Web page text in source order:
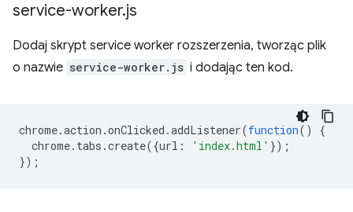
service-worker.js
Dodaj skrypt service worker rozszerzenia, tworząc plik
o nazwie service-worker.js i dodając ten kod.
chrome.action .onClicked .addListener(function()
{
chrome. tabs .create({url : 'index.html' });
});